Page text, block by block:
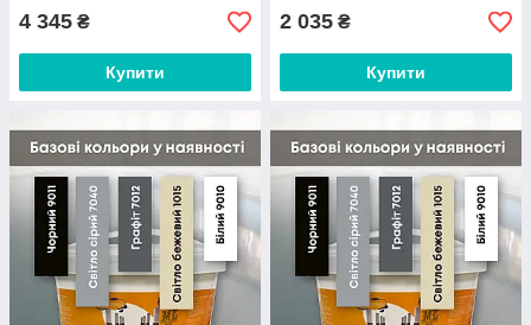
4 345 ₴
Купити
2 035 ₴
Купити